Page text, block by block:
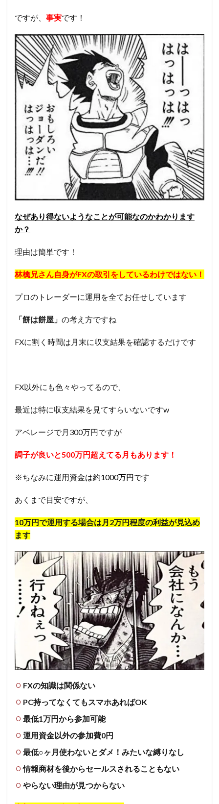
ですが、 事実です！
なぜあり得ないようなことが可能なのかわかります
か？
理由は簡単です！
林檎兄さん自身がFXの取引をしているわけではない！
プロのトレーダーに運用を全てお任せしています
「餅は餅屋」 の考え方ですね
FXに割く時間は月末に収支結果を確認するだけです
FX以外にも色々やってるので、
最近は特に収支結果を見てすらいないですw
アベレージで月300万円ですが
調子が良いと500万円超えてる月もあります！
※ちなみに運用資金は約1000万円です
あくまで目安ですが、
10万円で運用する場合は月2万円程度の利益が見込め
ます
FXの知識は関係ない
PC持ってなくてもスマホあればOK
最低1万円から参加可能
運用資金以外の参加費0円
最低○ヶ月使わないとダメ！みたいな縛りなし
情報商材を後からセールスされることもない
やらない理由が見つからない